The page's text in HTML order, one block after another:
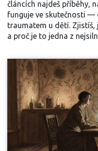
článcích najdeš příběhy,
funguje ve skutečnosti —
traumatem u dětí.
a proč je to jedna z